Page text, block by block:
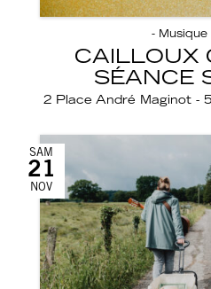
- Musique
CAILLOUX
SÉANCE
2 Place André Maginot -
SAM
21
NOV